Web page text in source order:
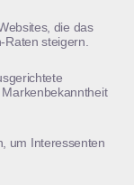
die das
Raten steigern.
um Interessenten